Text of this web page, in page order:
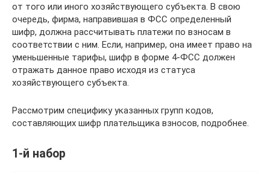
от того или иного хозяйствующего субъекта. В свою
очередь, фирма, направившая в ФСС определенный
шифр, должна рассчитывать платежи по взносам в
соответствии с ним. Если, например, она имеет право на
уменьшенные тарифы, шифр в форме 4-ФСС должен
отражать данное право исходя из статуса
хозяйствующего субъекта.
Рассмотрим специфику указанных групп кодов,
составляющих шифр плательщика взносов, подробнее.
1-й набор